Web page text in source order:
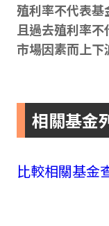
殖利率不代表基
且過去殖利率
市場因素而上下
相關基金
比較相關基金